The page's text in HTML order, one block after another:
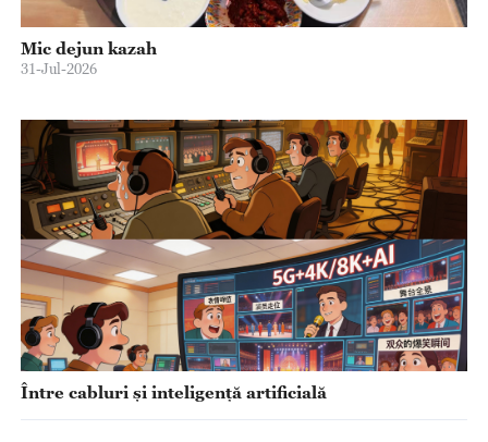
Mic dejun kazah
31-Jul-2026
Între cabluri și inteligență artificială